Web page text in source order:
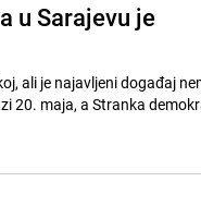
u Sarajevu je
ali je najavljeni događaj
20. maja, a Stranka